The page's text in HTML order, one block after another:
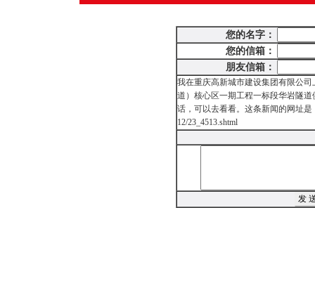
您的名字：
您的信箱：
朋友信箱：
我在重庆高新城市建设集团有限公
道）核心区一期工程一标段华岩隧
话，可以去看看。这条新闻的网址是
12/23_4513.shtml